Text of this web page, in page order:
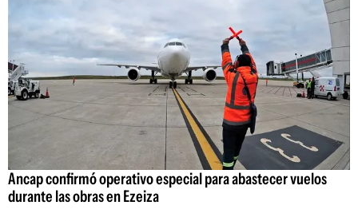
Ancap confirmó operativo especial para abastecer vuelos
durante las obras en Ezeiza